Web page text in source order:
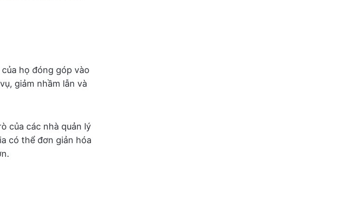
họ đóng góp vào
giảm nhầm lẫn và
của các nhà quản lý
có thể đơn giản hóa